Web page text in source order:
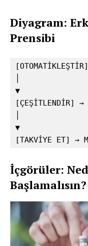
Diyagram:
Prensibi
▼
▼
[TAKVİYE ET]
İçgörüler:
Başlamalısın?